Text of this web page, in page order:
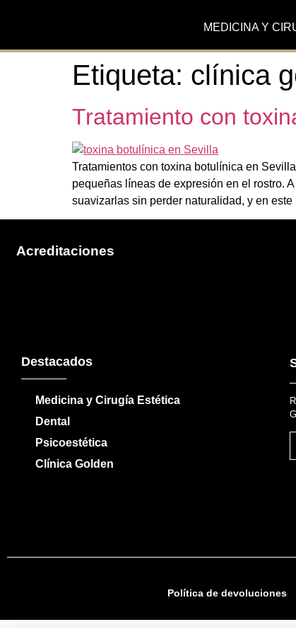
MEDICINA Y
Etiqueta: clínica
Tratamiento con
Tratamientos con toxina botulínica en
pequeñas líneas de expresión en el rostro.
suavizarlas sin perder naturalidad, y en
Acreditaciones
Destacados
Medicina y Cirugía Estética
Dental
Psicoestética
Clínica Golden
Política de devoluciones